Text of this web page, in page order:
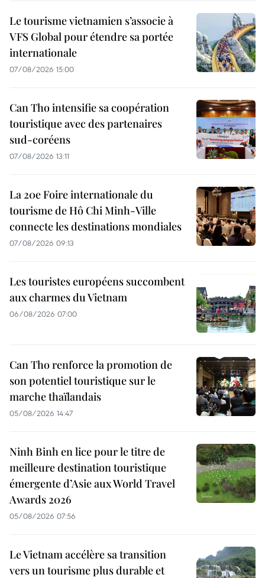
Le tourisme vietnamien s’associe à
VFS Global pour étendre sa portée
internationale
07/08/2026 15:00
Can Tho intensifie sa coopération
touristique avec des partenaires
sud-coréens
07/08/2026 13:11
La 20e Foire internationale du
tourisme de Hô Chi Minh-Ville
connecte les destinations mondiales
07/08/2026 09:13
Les touristes européens succombent
aux charmes du Vietnam
06/08/2026 07:00
Can Tho renforce la promotion de
son potentiel touristique sur le
marche thaïlandais
05/08/2026 14:47
Ninh Binh en lice pour le titre de
meilleure destination touristique
émergente d’Asie aux World Travel
Awards 2026
05/08/2026 07:56
Le Vietnam accélère sa transition
vers un tourisme plus durable et